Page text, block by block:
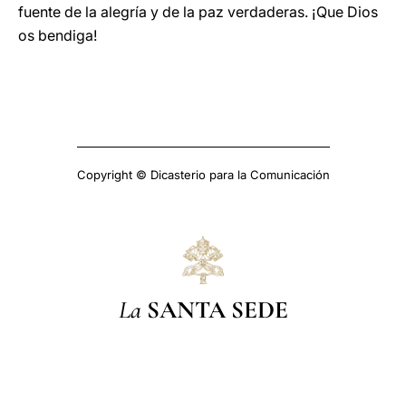
fuente de la alegría y de la paz verdaderas. ¡Que Dios
os bendiga!
Copyright © Dicasterio para la Comunicación
La SANTA SEDE